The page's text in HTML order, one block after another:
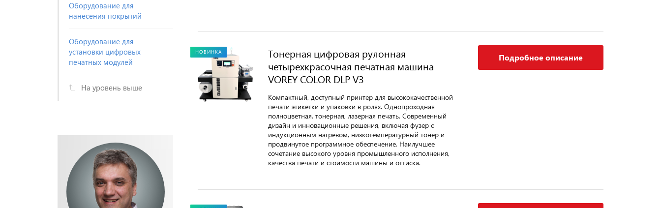
Оборудование для
нанесения покрытий
Оборудование для
установки цифровых
печатных модулей
На уровень выше
НОВИНКА
Тонерная цифровая рулонная
четырехкрасочная печатная машина
VOREY COLOR DLP V3
Компактный, доступный принтер для высококачественной
печати этикетки и упаковки в ролях. Однопроходная
полноцветная, тонерная, лазерная печать. Современный
дизайн и инновационные решения, включая фузер с
индукционным нагревом, низкотемпературный тонер и
продвинутое программное обеспечение. Наилучшее
сочетание высокого уровня промышленного исполнения,
качества печати и стоимости машины и оттиска.
Подробное описание